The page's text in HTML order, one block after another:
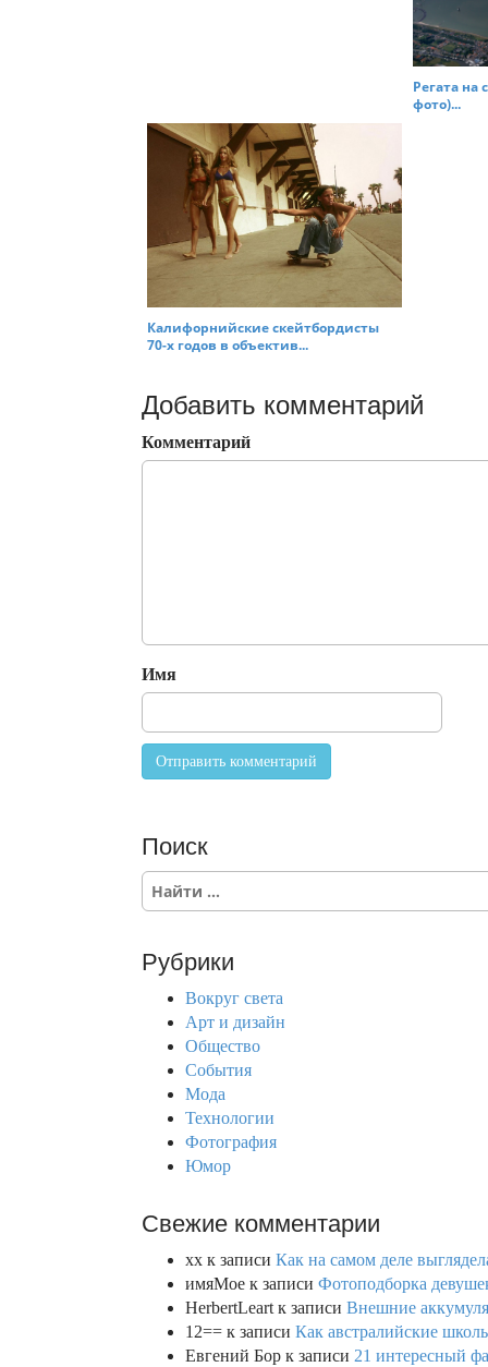
Регата на
фото)...
Калифорнийские скейтбордисты
70-х годов в объектив...
Добавить комментарий
Комментарий
Имя
Поиск
S
e
c
Рубрики
Вокруг света
Арт и дизайн
Общество
События
Мода
Технологии
Фотография
Юмор
Свежие комментарии
xx к записи Как на самом деле
имяМое к записи Фотоподборка
HerbertLeartк записи Внешние
12== к записи Как австралийские
Евгений Бор к записи 21 интересный